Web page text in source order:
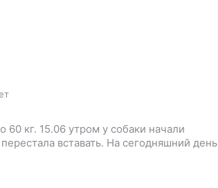
60 кг. 15.06 утром у собаки начали
вставать. На сегодняшний день